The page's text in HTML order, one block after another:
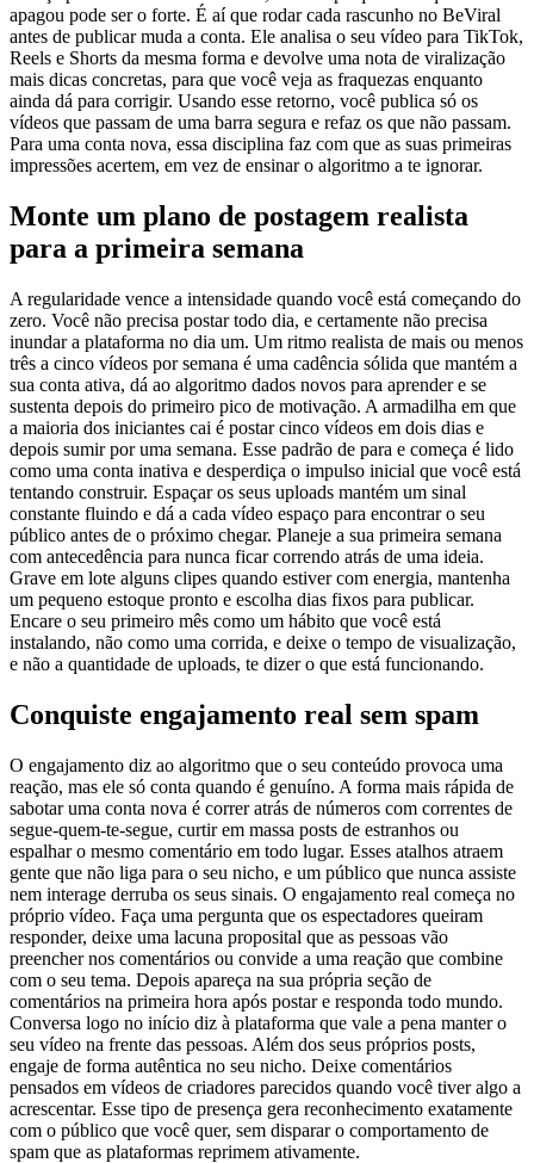
apagou pode ser o forte. É aí que rodar cada rascunho no BeViral
antes de publicar muda a conta. Ele analisa o seu vídeo para TikTok,
Reels e Shorts da mesma forma e devolve uma nota de viralização
mais dicas concretas, para que você veja as fraquezas enquanto
ainda dá para corrigir. Usando esse retorno, você publica só os
vídeos que passam de uma barra segura e refaz os que não passam.
Para uma conta nova, essa disciplina faz com que as suas primeiras
impressões acertem, em vez de ensinar o algoritmo a te ignorar.
Monte um plano de postagem realista
para a primeira semana
A regularidade vence a intensidade quando você está começando do
zero. Você não precisa postar todo dia, e certamente não precisa
inundar a plataforma no dia um. Um ritmo realista de mais ou menos
três a cinco vídeos por semana é uma cadência sólida que mantém a
sua conta ativa, dá ao algoritmo dados novos para aprender e se
sustenta depois do primeiro pico de motivação. A armadilha em que
a maioria dos iniciantes cai é postar cinco vídeos em dois dias e
depois sumir por uma semana. Esse padrão de para e começa é lido
como uma conta inativa e desperdiça o impulso inicial que você está
tentando construir. Espaçar os seus uploads mantém um sinal
constante fluindo e dá a cada vídeo espaço para encontrar o seu
público antes de o próximo chegar. Planeje a sua primeira semana
com antecedência para nunca ficar correndo atrás de uma ideia.
Grave em lote alguns clipes quando estiver com energia, mantenha
um pequeno estoque pronto e escolha dias fixos para publicar.
Encare o seu primeiro mês como um hábito que você está
instalando, não como uma corrida, e deixe o tempo de visualização,
e não a quantidade de uploads, te dizer o que está funcionando.
Conquiste engajamento real sem spam
O engajamento diz ao algoritmo que o seu conteúdo provoca uma
reação, mas ele só conta quando é genuíno. A forma mais rápida de
sabotar uma conta nova é correr atrás de números com correntes de
segue-quem-te-segue, curtir em massa posts de estranhos ou
espalhar o mesmo comentário em todo lugar. Esses atalhos atraem
gente que não liga para o seu nicho, e um público que nunca assiste
nem interage derruba os seus sinais. O engajamento real começa no
próprio vídeo. Faça uma pergunta que os espectadores queiram
responder, deixe uma lacuna proposital que as pessoas vão
preencher nos comentários ou convide a uma reação que combine
com o seu tema. Depois apareça na sua própria seção de
comentários na primeira hora após postar e responda todo mundo.
Conversa logo no início diz à plataforma que vale a pena manter o
seu vídeo na frente das pessoas. Além dos seus próprios posts,
engaje de forma autêntica no seu nicho. Deixe comentários
pensados em vídeos de criadores parecidos quando você tiver algo a
acrescentar. Esse tipo de presença gera reconhecimento exatamente
com o público que você quer, sem disparar o comportamento de
spam que as plataformas reprimem ativamente.